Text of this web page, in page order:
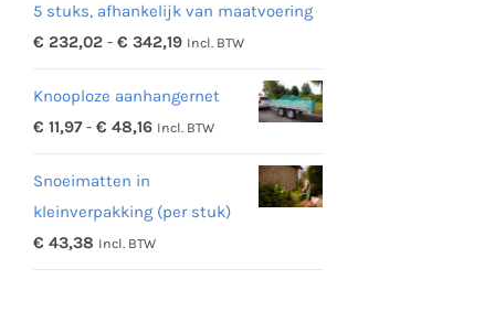
5 stuks, afhankelijk van maatvoering
€ 232,02 - € 342,19Prijsklasse:
tot
€ 342,19
Incl. BTW
Knooploze aanhangernet
€ 11,97 - € 48,16Prijsklasse:
€ 48,16
Incl. BTW
Snoeimatten in
kleinverpakking (per stuk)
€ 43,38 Incl. BTW